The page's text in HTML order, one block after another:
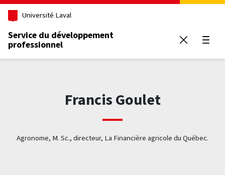
Aller au contenu principal
Université Laval
Service du développement
professionnel
Francis Goulet
Agronome, M. Sc., directeur, La Financière agricole du Québec.